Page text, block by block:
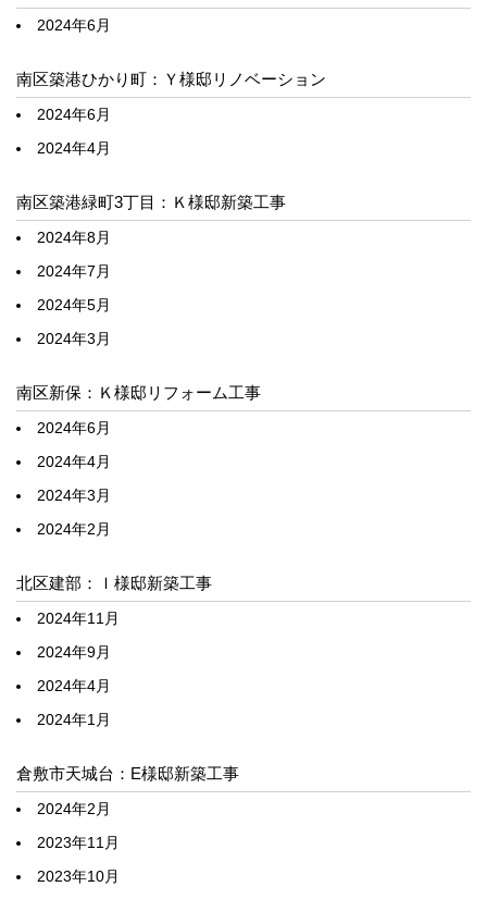
2024年6月
南区築港ひかり町：Ｙ様邸リノベーション
2024年6月
2024年4月
南区築港緑町3丁目：Ｋ様邸新築工事
2024年8月
2024年7月
2024年5月
2024年3月
南区新保：Ｋ様邸リフォーム工事
2024年6月
2024年4月
2024年3月
2024年2月
北区建部：Ｉ様邸新築工事
2024年11月
2024年9月
2024年4月
2024年1月
倉敷市天城台：E様邸新築工事
2024年2月
2023年11月
2023年10月